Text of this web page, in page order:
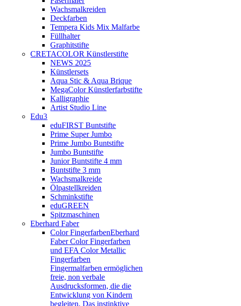
Wachsmalkreiden
Deckfarben
Tempera Kids Mix Malfarbe
Füllhalter
Graphitstifte
CRETACOLOR Künstlerstifte
NEWS 2025
Künstlersets
Aqua Stic & Aqua Brique
MegaColor Künstlerfarbstifte
Kalligraphie
Artist Studio Line
Edu3
eduFIRST Buntstifte
Prime Super Jumbo
Prime Jumbo Buntstifte
Jumbo Buntstifte
Junior Buntstifte 4 mm
Buntstifte 3 mm
Wachsmalkreide
Ölpastellkreiden
Schminkstifte
eduGREEN
Spitzmaschinen
Eberhard Faber
Color FingerfarbenEberhard
Faber Color Fingerfarben
und EFA Color Metallic
Fingerfarben
Fingermalfarben ermöglichen
freie, non verbale
Ausdrucksformen, die die
Entwicklung von Kindern
begleiten. Das instinktive